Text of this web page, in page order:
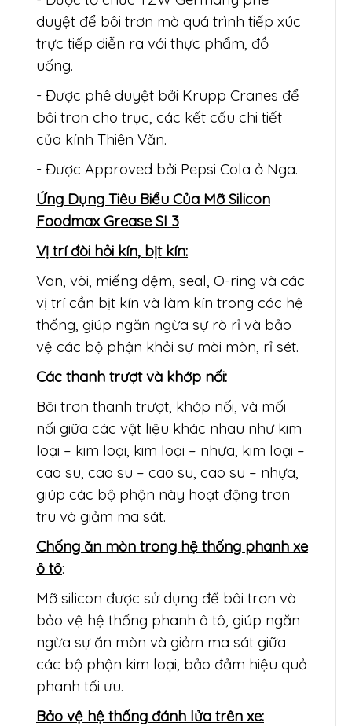
duyệt để bôi trơn mà quá trình tiếp xúc
trực tiếp diễn ra với thực phẩm, đồ
uống.
- Được phê duyệt bởi Krupp Cranes để
bôi trơn cho trục, các kết cấu chi tiết
của kính Thiên Văn.
- Được Approved bởi Pepsi Cola ở Nga.
Ứng Dụng Tiêu Biểu Của Mỡ Silicon
Foodmax Grease SI 3
Vị trí đòi hỏi kín, bịt kín:
Van, vòi, miếng đệm, seal, O-ring và các
vị trí cần bịt kín và làm kín trong các hệ
thống, giúp ngăn ngừa sự rò rỉ và bảo
vệ các bộ phận khỏi sự mài mòn, rỉ sét.
Các thanh trượt và khớp nối:
Bôi trơn thanh trượt, khớp nối, và mối
nối giữa các vật liệu khác nhau như kim
loại – kim loại, kim loại – nhựa, kim loại –
cao su, cao su – cao su, cao su – nhựa,
giúp các bộ phận này hoạt động trơn
tru và giảm ma sát.
Chống ăn mòn trong hệ thống phanh xe
ô tô:
Mỡ silicon được sử dụng để bôi trơn và
bảo vệ hệ thống phanh ô tô, giúp ngăn
ngừa sự ăn mòn và giảm ma sát giữa
các bộ phận kim loại, bảo đảm hiệu quả
phanh tối ưu.
Bảo vệ hệ thống đánh lửa trên xe: